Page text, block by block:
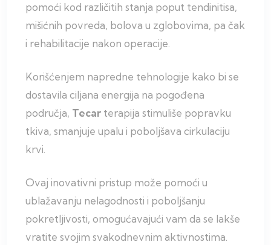
pomoći kod različitih stanja poput tendinitisa,
mišićnih povreda, bolova u zglobovima, pa čak
i rehabilitacije nakon operacije.
Korišćenjem napredne tehnologije kako bi se
dostavila ciljana energija na pogođena
područja, Tecar terapija stimuliše popravku
tkiva, smanjuje upalu i poboljšava cirkulaciju
krvi.
Ovaj inovativni pristup može pomoći u
ublažavanju nelagodnosti i poboljšanju
pokretljivosti, omogućavajući vam da se lakše
vratite svojim svakodnevnim aktivnostima.